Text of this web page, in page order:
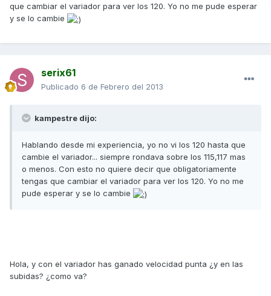
que cambiar el variador para ver los 120. Yo no me pude esperar
y se lo cambie
serix61
Publicado 6 de Febrero del 2013
kampestre dijo:
Hablando desde mi experiencia, yo no vi los 120 hasta que
cambie el variador... siempre rondava sobre los 115,117 mas
o menos. Con esto no quiere decir que obligatoriamente
tengas que cambiar el variador para ver los 120. Yo no me
pude esperar y se lo cambie
Hola, y con el variador has ganado velocidad punta ¿y en las
subidas? ¿como va?